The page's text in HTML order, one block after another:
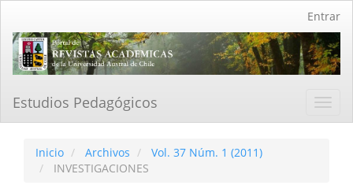
Contenido
principal
Barra
Entrar
Estudios Pedagógicos
Inicio Archivos
Vol. 37 Núm. 1 (2011)
INVESTIGACIONES